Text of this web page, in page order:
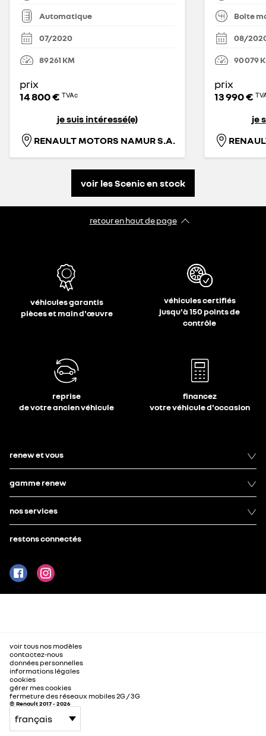
Automatique
07/2020
89 261 KM
prix
14 800 € TVAc
je suis intéressé(e)
RENAULT MOTORS NAMUR S.A.
Boîte
08/
90 079
prix
13 990 €
je
voir les Scenic en stock
retour en haut de page​
véhicules garantis
pièces et main d'œuvre
véhicules certifiés
jusqu'à 150 points de
contrôle
reprise
de votre ancien véhicule
financez
votre véhicule d'occasion
renew et vous
gamme renew
nos services
restons connectés
voir tous nos modèles
contactez-nous
données personnelles
informations légales
cookies
gérer mes cookies
fermeture des réseaux mobiles 2G / 3G
© Renault 2017 - 2026